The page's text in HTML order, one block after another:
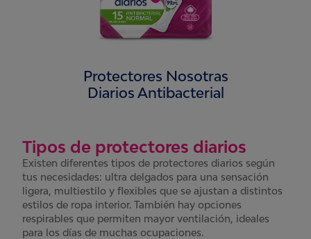
Protectores Nosotras
Diarios Antibacterial
Tipos de protectores diarios
Existen diferentes tipos de protectores diarios según
tus necesidades: ultra delgados para una sensación
ligera, multiestilo y flexibles que se ajustan a distintos
estilos de ropa interior. También hay opciones
respirables que permiten mayor ventilación, ideales
para los días de muchas ocupaciones.